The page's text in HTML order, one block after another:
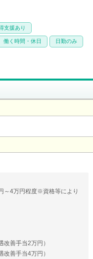
支援あり
働く時間・休日 日勤のみ
～4万円程度※資格等により
善手当2万円）
善手当4万円）